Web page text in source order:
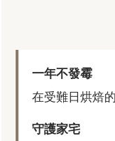
一年不發霉
在受難日烘焙
守護家宅